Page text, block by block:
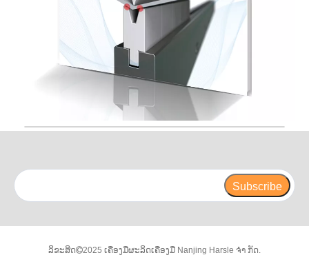
Subscribe
ລິຂະສິດ2025 ເຄື່ອງມືຜະລິດເຄື່ອງມື Nanjing Harsle ຈຳ ກັດ.